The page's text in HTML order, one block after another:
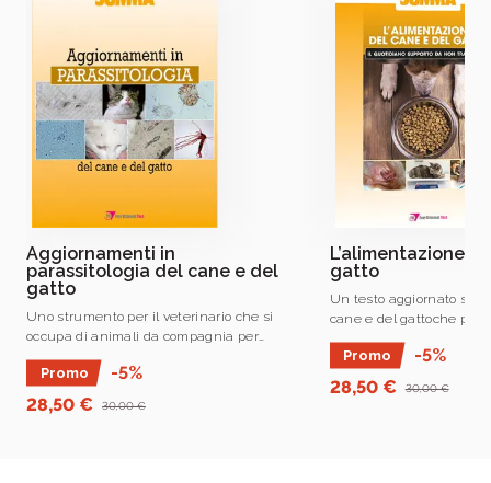
Giorgia Spigno
Giorgia Spigno, associato di tecnologia alimentare,
Università Cattolica del Sacro Cuore, Facoltà di
Scienze Agrarie, Alimentari e Ambientali, DISTAS, sede
PVI S
Aggiornamenti in
parassitologia del cane e del
gatto
Uno strumento per il veterinario che si
occupa di animali da compagnia per
aggiornare le proprie conoscenze in
ambito parassitologico.
Promo
-5%
28,50 €
30,00 €
L’alimentazione
gatto
Un testo aggiornato
cane e del gattoche
considerazione
commerciale o
pet in situazioni
Promo
-5%
28,50 €
30,00 €